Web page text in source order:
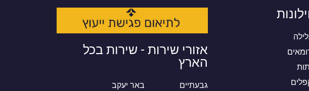
אזורי שירות - שירות בכל
הארץ
גבעתיים
באר יעקב